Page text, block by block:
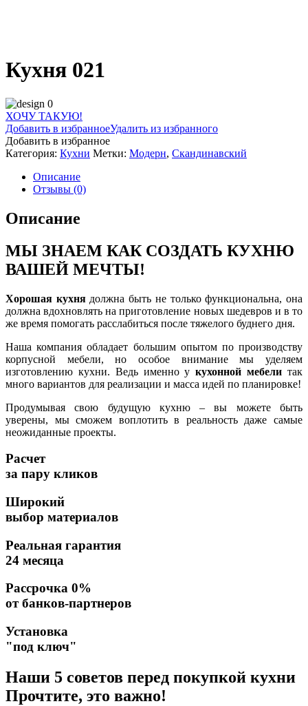
Кухня 021
ХОЧУ ТАКУЮ!
Добавить в избранноеУдалить из избранного
Добавить в избранное
Категория: Кухни Метки: Модерн, Скандинавский
Описание
Отзывы (0)
Описание
МЫ ЗНАЕМ КАК СОЗДАТЬ КУХНЮ
ВАШЕЙ МЕЧТЫ!
Хорошая кухнядолжна быть не только функциональна, она
должна вдохновлять на приготовление новых шедевров и в то
же время помогать расслабиться после тяжелого буднего дня.
Наша компания обладает большим опытом по производству
корпусной мебели, но особое внимание мы уделяем
изготовлению кухни. Ведь именно укухонной мебели так
много вариантов для реализации и масса идей по планировке!
Продумывая свою будущую кухню – вы можете быть
уверены, мы сможем воплотить в реальность даже самые
неожиданные проекты.
Расчет
за пару кликов
Широкий
выбор материалов
Реальная гарантия
24 месяца
Рассрочка 0%
от банков-партнеров
Установка
"под ключ"
Наши 5 советов перед покупкой кухни
Прочтите, это важно!